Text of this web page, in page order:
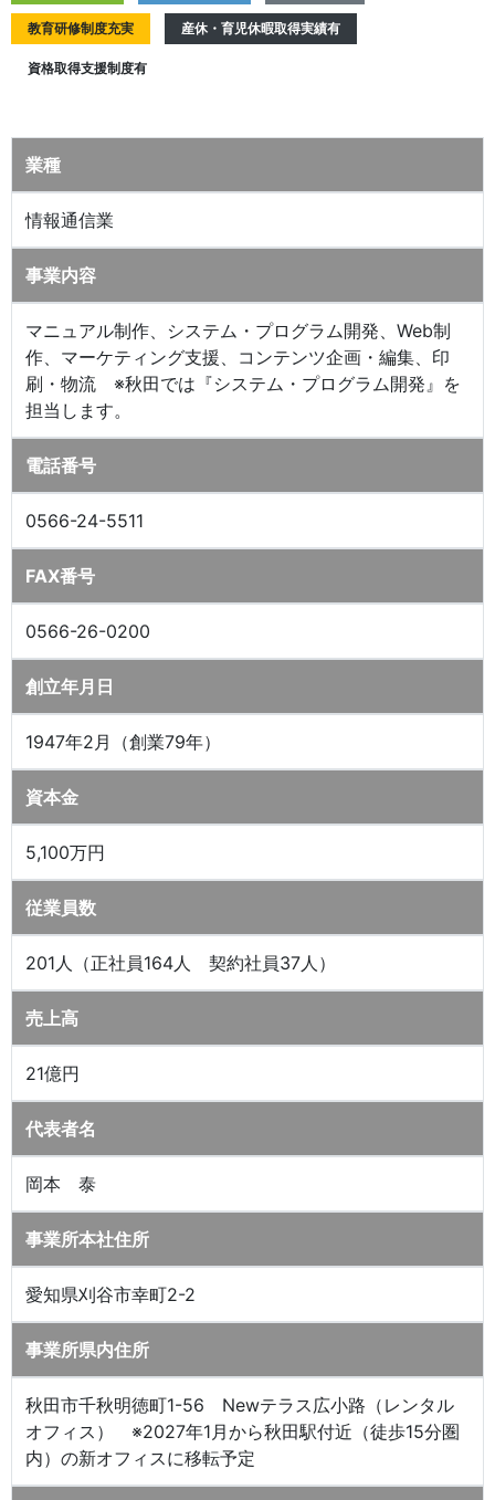
教育研修制度充実 産休・育児休暇取得実績有
資格取得支援制度有
業種
情報通信業
事業内容
マニュアル制作、システム・プログラム開発、Web制
作、マーケティング支援、コンテンツ企画・編集、印
刷・物流 ※秋田では『システム・プログラム開発』を
担当します。
電話番号
0566-24-5511
FAX番号
0566-26-0200
創立年月日
1947年2月（創業79年）
資本金
5,100万円
従業員数
201人（正社員164人 契約社員37人）
売上高
21億円
代表者名
岡本 泰
事業所本社住所
愛知県刈谷市幸町2-2
事業所県内住所
秋田市千秋明徳町1-56 Newテラス広小路（レンタル
オフィス） ※2027年1月から秋田駅付近（徒歩15分圏
内）の新オフィスに移転予定